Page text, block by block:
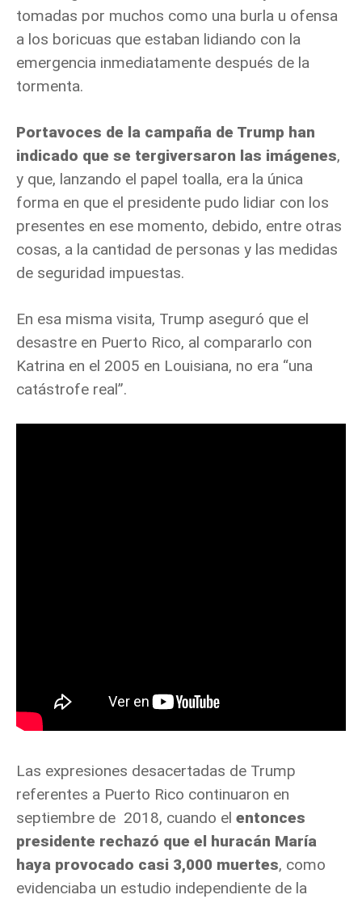
tomadas por muchos como una burla u ofensa
a los boricuas que estaban lidiando con la
emergencia inmediatamente después de la
tormenta.
Portavoces de la campaña de Trump han
indicado que se tergiversaron las imágenes,
y que, lanzando el papel toalla, era la única
forma en que el presidente pudo lidiar con los
presentes en ese momento, debido, entre otras
cosas, a la cantidad de personas y las medidas
de seguridad impuestas.
En esa misma visita, Trump aseguró que el
desastre en Puerto Rico, al compararlo con
Katrina en el 2005 en Louisiana, no era “una
catástrofe real”.
Las expresiones desacertadas de Trump
referentes a Puerto Rico continuaron en
septiembre de 2018, cuando el entonces
presidente rechazó que el huracán María
haya provocado casi 3,000 muertes, como
evidenciaba un estudio independiente de la